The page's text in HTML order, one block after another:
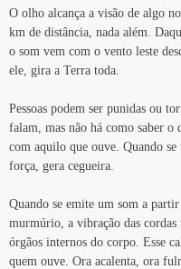
O olho alcança a visão de algo
km de distância, nada além.
o som vem com o vento leste
ele, gira a Terra toda.
Pessoas podem ser punidas ou
falam, mas não há como saber
com aquilo que ouve. Quando
força, gera cegueira.
Quando se emite um som a
murmúrio, a vibração das cordas
órgãos internos do corpo. Esse
quem ouve. Ora acalenta, ora